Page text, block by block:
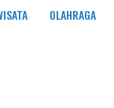
OLAHRAGA